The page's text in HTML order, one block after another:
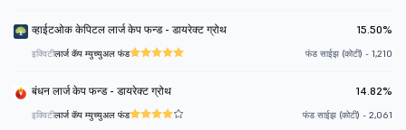
व्हाईटओक केपिटल लार्ज केप फन्ड - डायरेक्ट ग्रोथ 15.50%
इक्विटीलार्ज कॅप म्युच्युअल फंड फंड साईझ (कोटी) - 1,210
बंधन लार्ज केप फन्ड - डायरेक्ट ग्रोथ 14.82%
इक्विटीलार्ज कॅप म्युच्युअल फंड फंड साईझ (कोटी) - 2,061